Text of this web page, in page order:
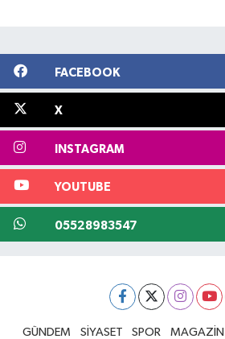
FACEBOOK
X
INSTAGRAM
YOUTUBE
05528983547
GÜNDEM SİYASET SPOR MAGAZİN